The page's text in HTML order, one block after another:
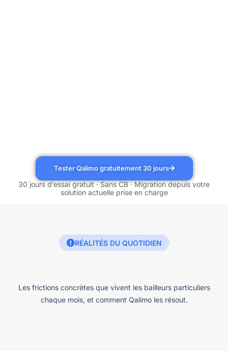
Tester Qalimo gratuitement 30 jours
30 jours d’essai gratuit · Sans CB · Migration depuis votre
solution actuelle prise en charge
RÉALITÉS DU QUOTIDIEN
Les frictions concrètes que vivent les bailleurs particuliers
chaque mois, et comment Qalimo les résout.